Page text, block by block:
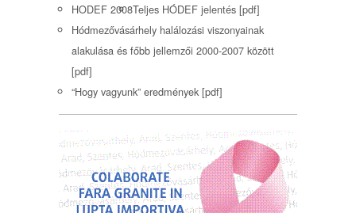
HODEF 2008Teljes HÓDEF jelentés [pdf]
Hódmezővásárhely halálozási viszonyainak
alakulása és főbb jellemzői 2000-2007 között
[pdf]
“Hogy vagyunk” eredmények [pdf]